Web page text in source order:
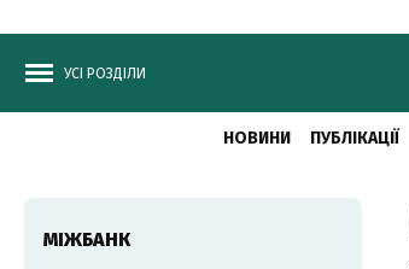
УСІ РОЗДІЛИ
НОВИНИ ПУБЛІКАЦІЇ
МІЖБАНК